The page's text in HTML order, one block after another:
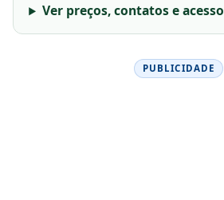
Ver preços, contatos e acesso
PUBLICIDADE